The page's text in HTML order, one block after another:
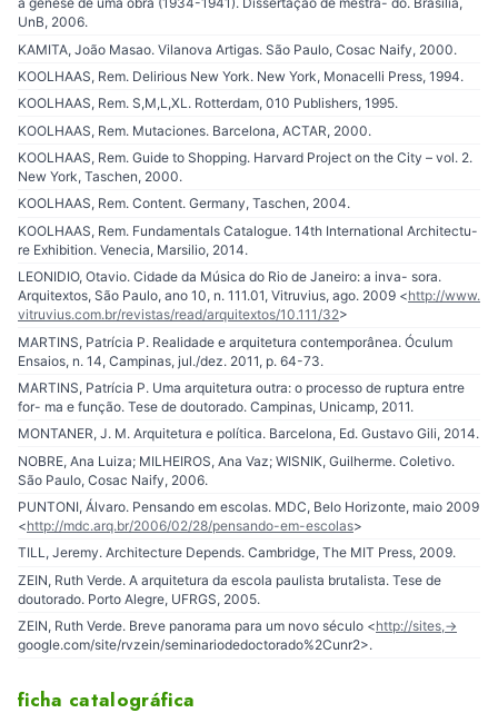
UnB, 2006.
KAMITA, João Masao. Vilanova Artigas. São Paulo, Cosac Naify, 2000.
KOOLHAAS, Rem. Delirious New York. New York, Monacelli Press, 1994.
KOOLHAAS, Rem. S,M,L,XL. Rotterdam, 010 Publishers, 1995.
KOOLHAAS, Rem. Mutaciones. Barcelona, ACTAR, 2000.
KOOLHAAS, Rem. Guide to Shopping. Harvard Project on the City – vol. 2.
New York, Taschen, 2000.
KOOLHAAS, Rem. Content. Germany, Taschen, 2004.
KOOLHAAS, Rem. Fundamentals Catalogue. 14th International Architectu-
re Exhibition. Venecia, Marsilio, 2014.
LEONIDIO, Otavio. Cidade da Música do Rio de Janeiro: a inva- sora.
Arquitextos, São Paulo, ano 10, n. 111.01, Vitruvius, ago. 2009 <http://www.
vitruvius.com.br/revistas/read/arquitextos/10.111/32>
MARTINS, Patrícia P. Realidade e arquitetura contemporânea. Óculum
Ensaios, n. 14, Campinas, jul./dez. 2011, p. 64-73.
MARTINS, Patrícia P. Uma arquitetura outra: o processo de ruptura entre
for- ma e função. Tese de doutorado. Campinas, Unicamp, 2011.
MONTANER, J. M. Arquitetura e política. Barcelona, Ed. Gustavo Gili, 2014.
NOBRE, Ana Luiza; MILHEIROS, Ana Vaz; WISNIK, Guilherme. Coletivo.
São Paulo, Cosac Naify, 2006.
PUNTONI, Álvaro. Pensando em escolas. MDC, Belo Horizonte, maio 2009
<http://mdc.arq.br/2006/02/28/pensando-em-escolas>
TILL, Jeremy. Architecture Depends. Cambridge, The MIT Press, 2009.
ZEIN, Ruth Verde. A arquitetura da escola paulista brutalista. Tese de
doutorado. Porto Alegre, UFRGS, 2005.
ZEIN, Ruth Verde. Breve panorama para um novo século <http://sites,-
google.com/site/rvzein/seminariodedoctorado%2Cunr2>.
ficha catalográfica